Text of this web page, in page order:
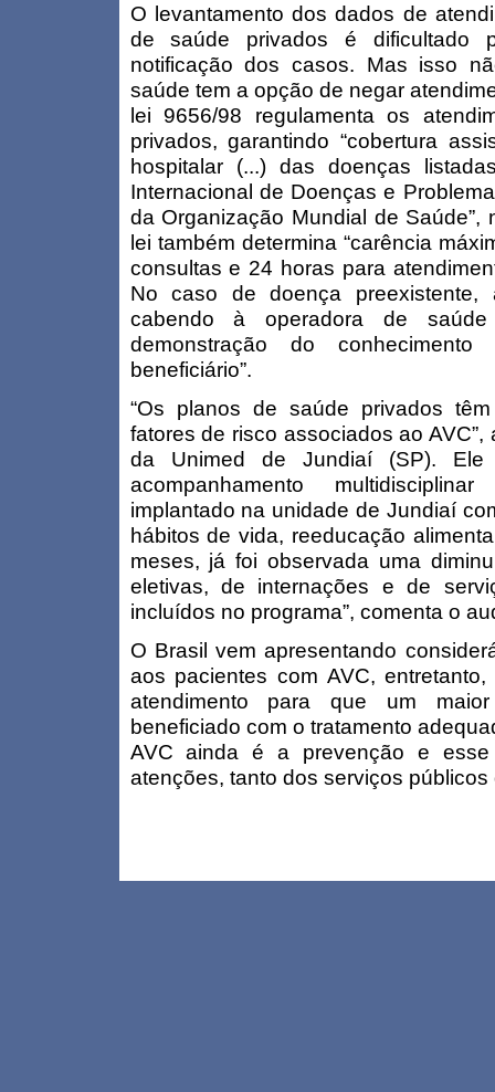
O levantamento dos dados de
de saúde privados é dificultado
notificação dos casos. Mas isso
saúde tem a opção de negar
lei 9656/98 regulamenta os
privados, garantindo “cobertura
hospitalar (...) das doenças
Internacional de Doenças e
da Organização Mundial de
lei também determina “carência
consultas e 24 horas para
No caso de doença
cabendo à operadora de
demonstração do
beneficiário”.
“Os planos de saúde privados
fatores de risco associados ao
da Unimed de Jundiaí (SP). Ele
acompanhamento
implantado na unidade de Jundiaí
hábitos de vida, reeducação
meses, já foi observada uma
eletivas, de internações e de
incluídos no programa”, comenta o
O Brasil vem apresentando
aos pacientes com AVC,
atendimento para que um
beneficiado com o tratamento
AVC ainda é a prevenção e
atenções, tanto dos serviços